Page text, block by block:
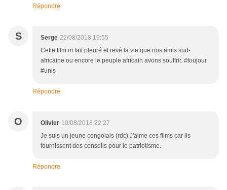
Répondre
S Serge 22/08/2018 19:55
Cette film m fait pleuré et revé la vie que nos amis sud-
africaine ou encore le peuple africain avons souffrir. #toujour
#unis
Répondre
O Olivier 10/08/2018 22:27
Je suis un jeune congolais (rdc) J'aime ces films car ils
fournissent des conseils pour le patriotisme.
Répondre